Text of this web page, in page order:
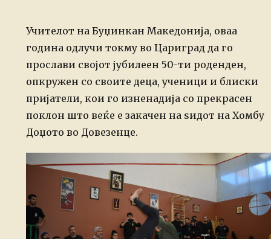
Учителот на Буџинкан Македонија, оваа
година одлучи токму во Цариград да го
прослави својот јубилеен 50-ти роденден,
опкружен со своите деца, ученици и блиски
пријатели, кои го изненадија со прекрасен
поклон што веќе е закачен на ѕидот на Хомбу
Доџото во Довезенце.